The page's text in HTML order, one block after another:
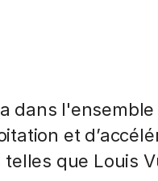
dans
et
que Louis